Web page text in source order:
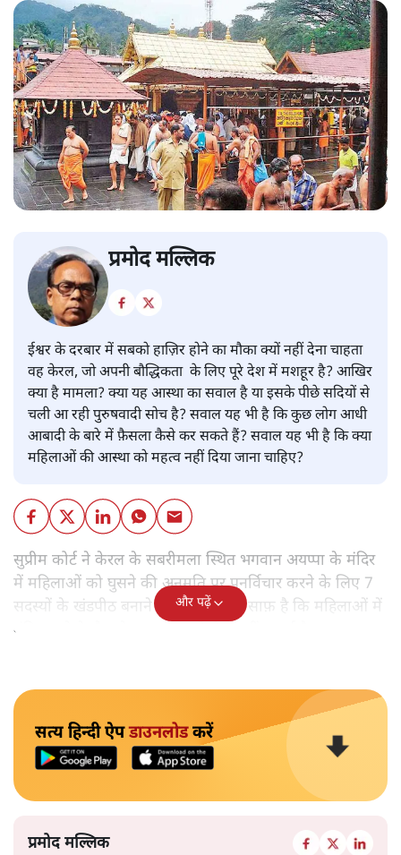
प्रमोद मल्लिक
ईश्वर के दरबार में सबको हाज़िर होने का मौका क्यों नहीं देना चाहता
वह केरल, जो अपनी बौद्धिकता के लिए पूरे देश में मशहूर है? आखिर
क्या है मामला? क्या यह आस्था का सवाल है या इसके पीछे सदियों से
चली आ रही पुरुषवादी सोच है? सवाल यह भी है कि कुछ लोग आधी
आबादी के बारे में फ़ैसला कैसे कर सकते हैं? सवाल यह भी है कि क्या
महिलाओं की आस्था को महत्व नहीं दिया जाना चाहिए?
सुप्रीम कोर्ट ने केरल के सबरीमला स्थित भगवान अयप्पा के मंदिर
में महिलाओं को घुसने की अनुमति पर पुनर्विचार करने के लिए 7
सदस्यों के खंडपीठ बनाने को कहा। इससे साफ़ है कि महिलाओं में
मंदिर जाने के फ़ैसले पर सरकार ने रोक नहीं लगाई है।
और पढ़ें
सत्य हिन्दी ऐपडाउनलोडकरें
प्रमोद मल्लिक